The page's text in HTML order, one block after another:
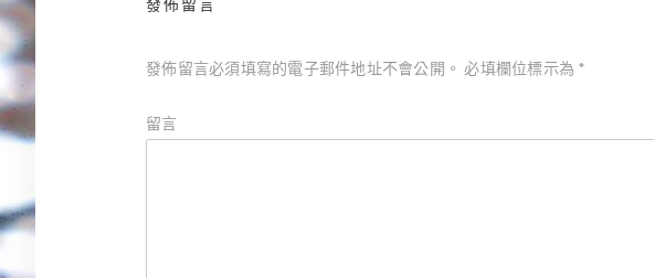
發佈留言
發佈留言必須填寫的電子郵件地址不會公開。 必填欄位標示為 *
留言